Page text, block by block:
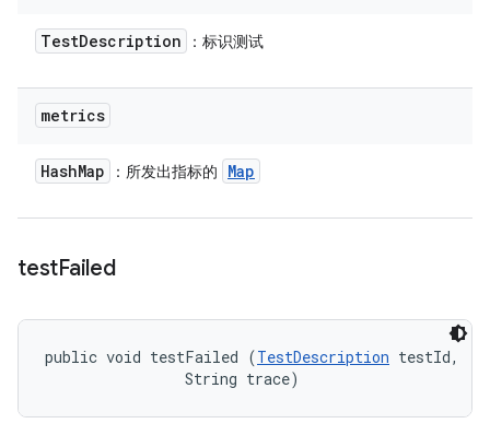
TestDescription ：标识测试
metrics
HashMap ：所发出指标的 Map
testFailed
public void testFailed (TestDescription testId,
                String trace)